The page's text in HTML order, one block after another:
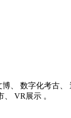
、 数字化考古
VR展示 。